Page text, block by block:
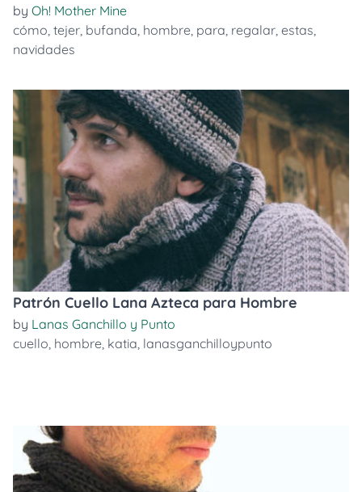
by Oh! Mother Mine
cómo, tejer, bufanda, hombre, para, regalar, estas,
navidades
Patrón Cuello Lana Azteca para Hombre
by Lanas Ganchillo y Punto
cuello, hombre, katia, lanasganchilloypunto